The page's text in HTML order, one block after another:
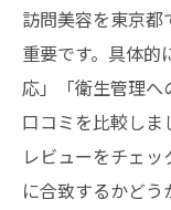
訪問美
訪問美容を東京
重要です。具体的
応」「衛生管理へ
口コミを比較し
レビューをチェ
に合致するかど